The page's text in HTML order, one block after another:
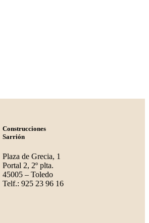
Construcciones
Sarrión
Plaza de Grecia, 1
Portal 2, 2º plta.
45005 – Toledo
Telf.: 925 23 96 16